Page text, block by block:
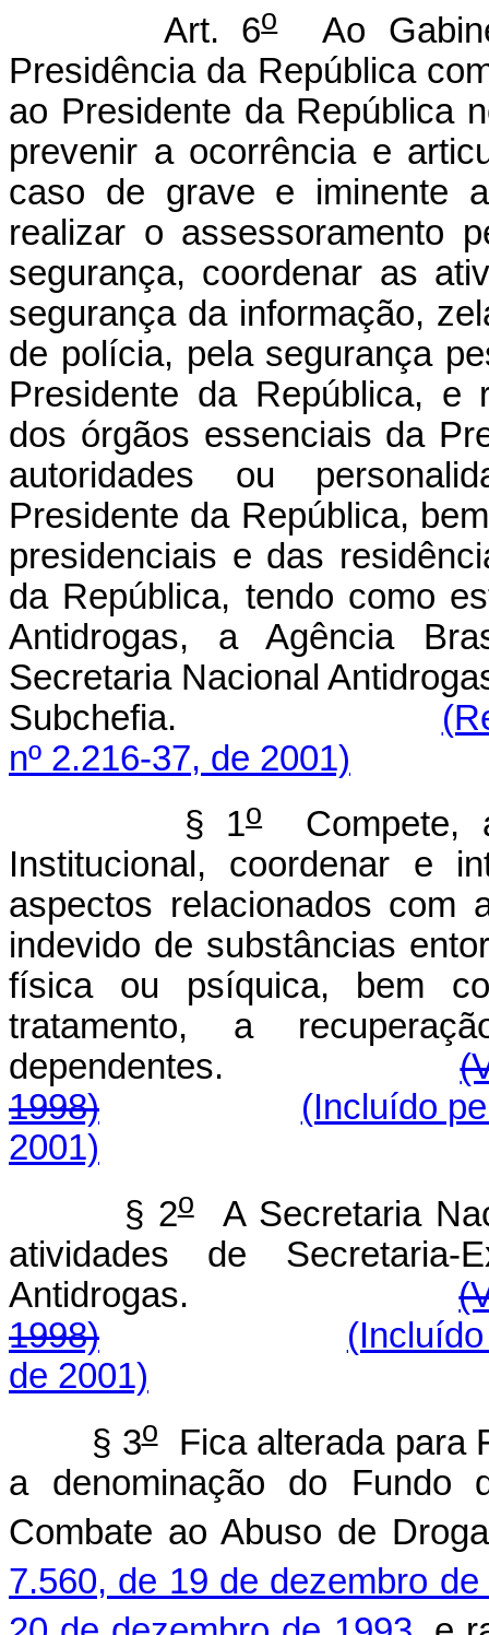
Art. 6oAo
Presidência da República
ao Presidente da República
prevenir a ocorrência e
caso de grave e iminente
realizar o assessoramento
segurança, coordenar as
segurança da informação,
de polícia, pela segurança
Presidente da República, e
dos órgãos essenciais da
autoridades ou
Presidente da República,
presidenciais e das
da República, tendo como
Antidrogas, a Agência
Secretaria Nacional
Subchefia.
nº 2.216-37, de 2001)
§ 1oCompete,
Institucional, coordenar e
aspectos relacionados com
indevido de substâncias
física ou psíquica, bem
tratamento, a
dependentes.
1998)
(Incluído
2001)
§ 2oA Secretaria
atividades de Secretaria-
Antidrogas.
1998)
de 2001)
§ 3oFica alterada para
a denominação do Fundo
Combate ao Abuso de
7.560, de 19 de dezembro de